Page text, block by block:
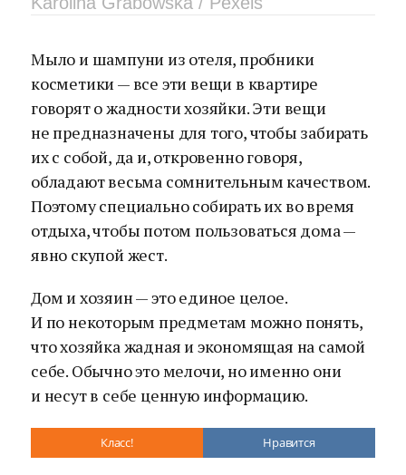
Мыло и шампуни из отеля, пробники
косметики — все эти вещи в квартире
говорят о жадности хозяйки. Эти вещи
не предназначены для того, чтобы забирать
их с собой, да и, откровенно говоря,
обладают весьма сомнительным качеством.
Поэтому специально собирать их во время
отдыха, чтобы потом пользоваться дома —
явно скупой жест.
Дом и хозяин — это единое целое.
И по некоторым предметам можно понять,
что хозяйка жадная и экономящая на самой
себе. Обычно это мелочи, но именно они
и несут в себе ценную информацию.
Класс! Нравится